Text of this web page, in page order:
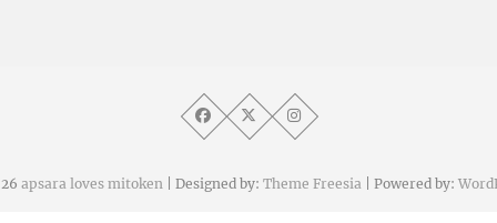
apsara loves mitoken | Designed by: Theme Freesia | Powered by: